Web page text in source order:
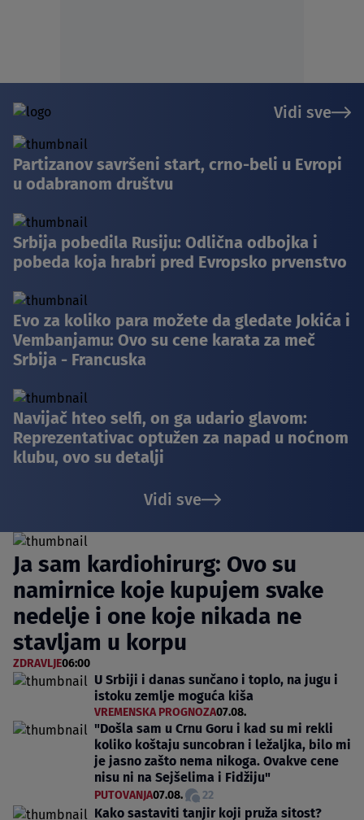
Vidi sve
Partizanov savršeni start, crno-beli u Evropi
u odabranom društvu
Srbija pobedila Rusiju: Odlična odbojka i
pobeda koja hrabri pred Evropsko prvenstvo
Evo za koliko para možete da gledate Jokića i
Vembanjamu: Ovo su cene karata za meč
Srbija - Francuska
Navijač hteo selfi, on ga udario glavom:
Reprezentativac optužen za napad u noćnom
klubu, ovo su detalji
Vidi sve
Ja sam kardiohirurg: Ovo su
namirnice koje kupujem svake
nedelje i one koje nikada ne
stavljam u korpu
ZDRAVLJE06:00
U Srbiji i danas sunčano i toplo, na jugu i
istoku zemlje moguća kiša
VREMENSKA PROGNOZA07.08.
"Došla sam u Crnu Goru i kad su mi rekli
koliko koštaju suncobran i ležaljka, bilo mi
je jasno zašto nema nikoga. Ovakve cene
nisu ni na Sejšelima i Fidžiju"
PUTOVANJA07.08. 22
Kako sastaviti tanjir koji pruža sitost?